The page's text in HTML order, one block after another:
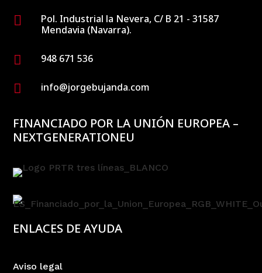

Pol. Industrial la Nevera, C/ B 21 - 31587
Mendavia (Navarra).
 948 671 536
 info@jorgebujanda.com
FINANCIADO POR LA UNIÓN EUROPEA –
NEXTGENERATIONEU
ENLACES DE AYUDA
Aviso legal